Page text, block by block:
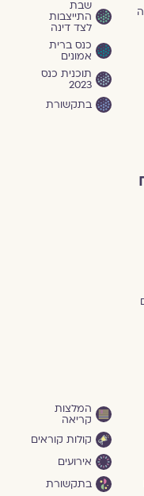
שבת
התייצבות
לצד דינה
כנס ברית
אמונים
תוכנית כנס
2023
בתקשורת
המלצות
קריאה
קולות קוראים
אירועים
בתקשורת